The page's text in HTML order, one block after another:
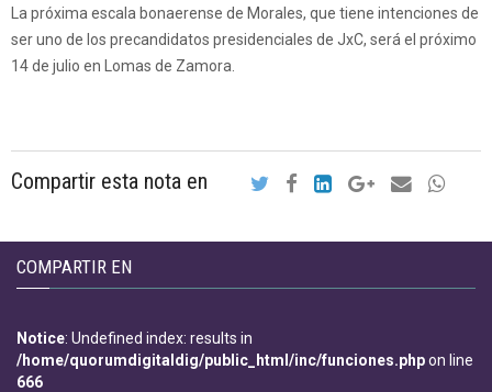
La próxima escala bonaerense de Morales, que tiene intenciones de
ser uno de los precandidatos presidenciales de JxC, será el próximo
14 de julio en Lomas de Zamora.
Compartir esta nota en
COMPARTIR EN
Notice: Undefined index: results in
/home/quorumdigitaldig/public_html/inc/funciones.phpon line
666